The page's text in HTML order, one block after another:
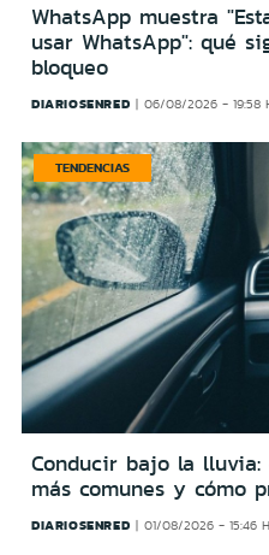
WhatsApp muestra
usar WhatsApp": qué
bloqueo
DIARIOSENRED 06/08/2026 - 19:58
TENDENCIAS
Conducir bajo la lluvia:
más comunes y cómo
DIARIOSENRED 01/08/2026 - 15:46